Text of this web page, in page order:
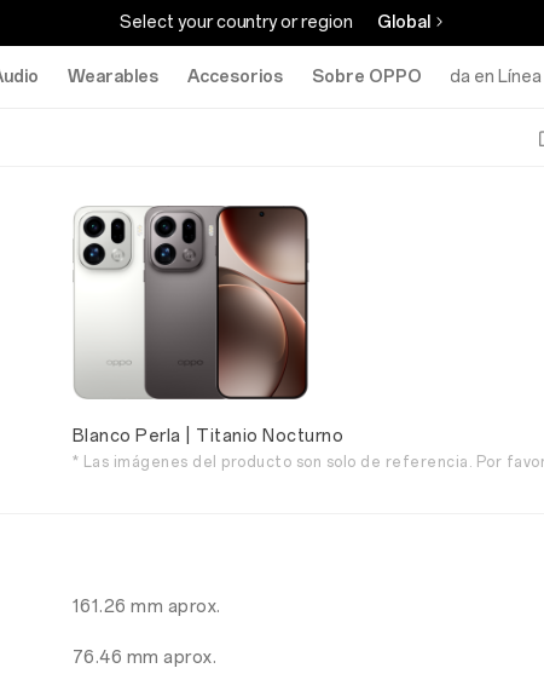
Select your country or region Global
Wearables Accesorios Sobre OPPOTienda en Línea
Blanco Perla | Titanio Nocturno
* Las imágenes del producto son solo de referencia. Por
161.26 mm aprox.
76.46 mm aprox.